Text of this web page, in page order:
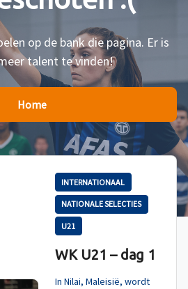
op de bank die pagina. Er is
talent te vinden!
Home
INTERNATIONAAL
NATIONALE SELECTIES
U21
WK U21 – dag 1
In Nilai, Maleisië, wordt